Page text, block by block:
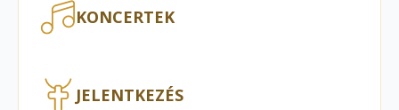
KONCERTEK
JELENTKEZÉS